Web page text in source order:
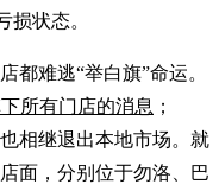
损状态。
都难逃“举白旗”命运。
所有门店的消息 ；
相继退出本地市场。就
面，分别位于勿洛、巴